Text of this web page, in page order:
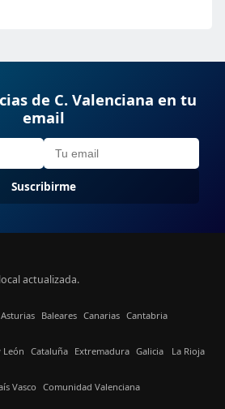
de C. Valenciana en tu
email
Suscribirme
actualizada.
Asturias Baleares Canarias Cantabria
León Cataluña Extremadura Galicia La Rioja
Vasco Comunidad Valenciana